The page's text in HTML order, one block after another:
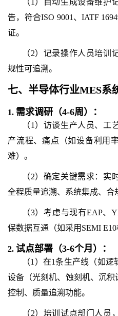
（1）自动生成设备维护
告，符合ISO 9001、IATF
证。
（2）记录操作人员培训
规性可追溯。
七、 半导体行业MES系
1. 需求调研（4-6周）：
（1）访谈生产人员、工
产流程、痛点（如设备利用
难）。
（2）确定关键需求：实
全程质量追溯、系统集成、合
（3）考虑与现有EAP、
保数据互通（如采用SEMI E10
2. 试点部署（3-6个月）：
（1）在1条生产线（如
设备（光刻机、蚀刻机、沉
控制、质量追溯功能。
（2）培训试点部门人员